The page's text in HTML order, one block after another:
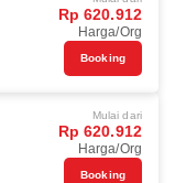
Rp 620.912
Harga/Org
Booking
Mulai dari
Rp 620.912
Harga/Org
Booking